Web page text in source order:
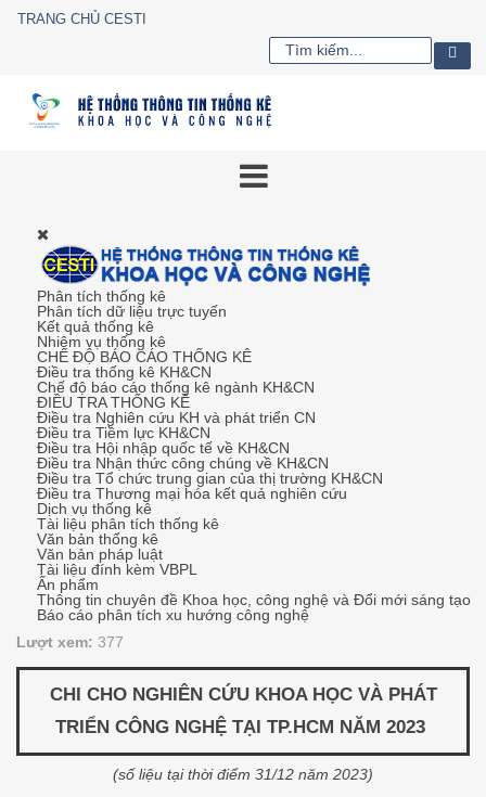
TRANG CHỦ CESTI
Phân tích thống kê
Phân tích dữ liệu trực tuyến
Kết quả thống kê
Nhiệm vụ thống kê
CHẾ ĐỘ BÁO CÁO THỐNG KÊ
Điều tra thống kê KH&CN
Chế độ báo cáo thống kê ngành KH&CN
ĐIỀU TRA THỐNG KÊ
Điều tra Nghiên cứu KH và phát triển CN
Điều tra Tiềm lực KH&CN
Điều tra Hội nhập quốc tế về KH&CN
Điều tra Nhận thức công chúng về KH&CN
Điều tra Tổ chức trung gian của thị trường KH&CN
Điều tra Thương mại hóa kết quả nghiên cứu
Dịch vụ thống kê
Tài liệu phân tích thống kê
Văn bản thống kê
Văn bản pháp luật
Tài liệu đính kèm VBPL
Ấn phẩm
Thông tin chuyên đề Khoa học, công nghệ và Đổi mới sáng tạo
Báo cáo phân tích xu hướng công nghệ
Lượt xem: 377
CHI CHO NGHIÊN CỨU KHOA HỌC VÀ PHÁT
TRIỂN CÔNG NGHỆ TẠI TP.HCM NĂM 2023
(số liệu tại thời điểm 31/12 năm 2023)